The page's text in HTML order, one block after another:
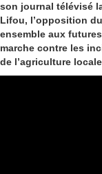
son journal télévisé
Lifou, l’opposition
ensemble aux
marche contre les
de l’agriculture